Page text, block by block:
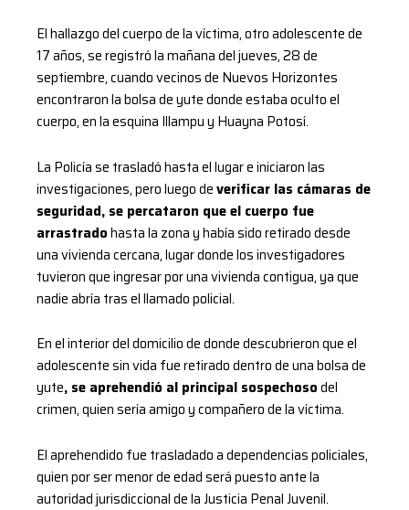
El hallazgo del cuerpo de la víctima, otro adolescente de
17 años, se registró la mañana del jueves, 28 de
septiembre, cuando vecinos de Nuevos Horizontes
encontraron la bolsa de yute donde estaba oculto el
cuerpo, en la esquina Illampu y Huayna Potosí.
La Policía se trasladó hasta el lugar e iniciaron las
investigaciones, pero luego deverificar las cámaras de
seguridad, se percataron que el cuerpo fue
arrastradohasta la zona y había sido retirado desde
una vivienda cercana, lugar donde los investigadores
tuvieron que ingresar por una vivienda contigua, ya que
nadie abría tras el llamado policial.
En el interior del domicilio de donde descubrieron que el
adolescente sin vida fue retirado dentro de una bolsa de
yute, se aprehendió al principal sospechosodel
crimen, quien sería amigo y compañero de la víctima.
El aprehendido fue trasladado a dependencias policiales,
quien por ser menor de edad será puesto ante la
autoridad jurisdiccional de la Justicia Penal Juvenil.